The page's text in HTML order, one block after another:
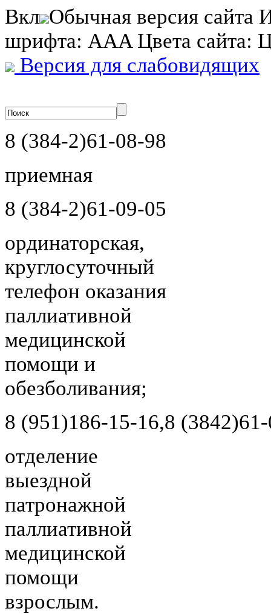
Вкл Обычная версия сайта
шрифта: AAAЦвета сайта:
Версия для слабовидящих
8 (384-2)61-08-98
приемная
8 (384-2)61-09-05
ординаторская,
круглосуточный
телефон оказания
паллиативной
медицинской
помощи и
обезболивания;
8 (951)186-15-16,8 (3842)
отделение
выездной
патронажной
паллиативной
медицинской
помощи
взрослым.